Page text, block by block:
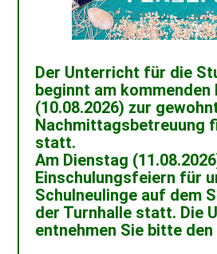
Der Unterricht für die
beginnt am kommenden
(10.08.2026) zur
Nachmittagsbetreuung
statt.
Am Dienstag
Einschulungsfeiern für
Schulneulinge auf dem
der Turnhalle statt. Die
entnehmen Sie bitte den